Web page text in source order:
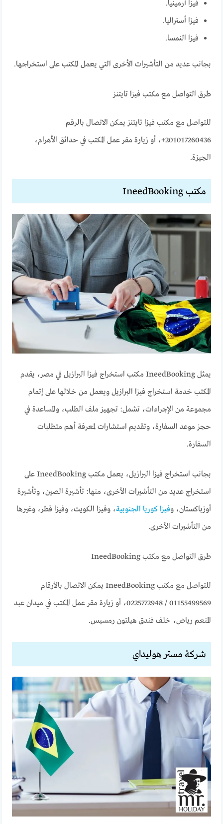
فيزا أرمينيا.
فيزا أستراليا.
فيزا النمسا.
بجانب عديد من التأشيرات الأخرى التي يعمل المكتب على استخراجها.
طرق التواصل مع مكتب فيزا تايتنز
للتواصل مع مكتب فيزا تايتنز يمكن الاتصال بالرقم
201017260436+، أو زيارة مقر عمل المكتب في حدائق الأهرام،
الجيزة.
مكتب IneedBooking
يمثل IneedBooking مكتب استخراج فيزا البرازيل في مصر، يقدم
المكتب خدمة استخراج فيزا البرازيل ويعمل من خلالها على إتمام
مجموعة من الإجراءات، تشمل: تجهيز ملف الطلب، والمساعدة في
حجز موعد السفارة، وتقديم استشارات لمعرفة أهم متطلبات
السفارة.
بجانب استخراج فيزا البرازيل، يعمل مكتب IneedBooking على
استخراج عديد من التأشيرات الأخرى، منها: تأشيرة الصين، وتأشيرة
أوزباكستان، وفيزا كوريا الجنوبية، وفيزا الكويت، وفيزا قطر، وغيرها
من التأشيرات الأخرى.
طرق التواصل مع مكتب IneedBooking
للتواصل مع مكتب IneedBooking يمكن الاتصال بالأرقام
01155499569 / 0225772948، أو زيارة مقر عمل المكتب في ميدان عبد
المنعم رياض، خلف فندق هيلتون رمسيس.
شركة مستر هوليداي